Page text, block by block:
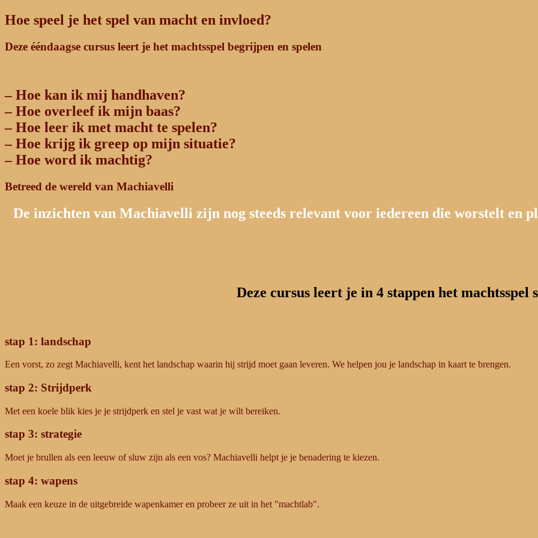
Hoe speel je het spel van macht en invloed?
Deze ééndaagse cursus leert je het machtsspel begrijpen en spelen
– Hoe kan ik mij handhaven?
– Hoe overleef ik mijn baas?
– Hoe leer ik met macht te spelen?
– Hoe krijg ik greep op mijn situatie?
– Hoe word ik machtig?
Betreed de wereld van Machiavelli
De inzichten van Machiavelli zijn nog steeds relevant voor iedereen die worstelt en
Deze cursus leert je in 4 stappen het machtsspel
stap 1: landschap
Een vorst, zo zegt Machiavelli, kent het landschap waarin hij strijd moet gaan leveren. We helpen jou je landschap in kaart te brengen.
stap 2: Strijdperk
Met een koele blik kies je je strijdperk en stel je vast wat je wilt bereiken.
stap 3: strategie
Moet je brullen als een leeuw of sluw zijn als een vos? Machiavelli helpt je je benadering te kiezen.
stap 4: wapens
Maak een keuze in de uitgebreide wapenkamer en probeer ze uit in het "machtlab".